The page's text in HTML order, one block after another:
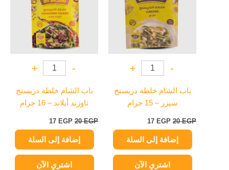
-
+
باب الشام خلطة دريسنج
سيزر – 15 جرام
20EGP
17 EGP
إضافة إلى السلة
اشتري الآن
-
+
باب الشام خلطة دريسنج
ثاوزند أيلاند – 16 جرام
20EGP
17 EGP
إضافة إلى السلة
اشتري الآن